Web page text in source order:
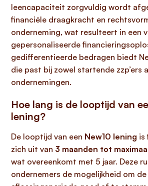
leencapaciteit zorgvuldig wordt
financiële draagkracht en
onderneming, wat resulteert in een
gepersonaliseerde
gedifferentieerde bedragen biedt
die past bij zowel startende zzp’ers
ondernemingen.
Hoe lang is de looptijd van
lening?
De looptijd van een New10 lening is
zich uit van 3 maanden tot
wat overeenkomt met 5 jaar. Deze
ondernemers de mogelijkheid om de